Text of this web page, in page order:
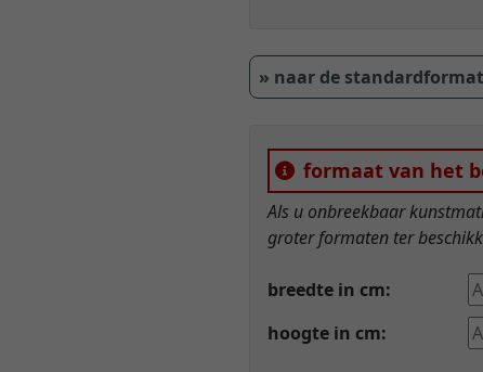
» naar de
formaat van het
Als u onbreekbaar
groter formaten ter
breedte in cm:
hoogte in cm: